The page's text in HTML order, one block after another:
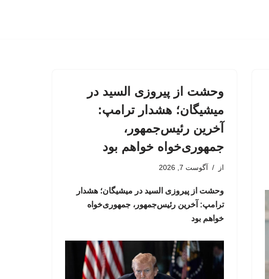
وحشت از پیروزی السید در
میشیگان؛ هشدار ترامپ:
آخرین رئیس‌جمهور،
جمهوری‌خواه خواهم بود
از آگوست 7, 2026
وحشت از پیروزی السید در میشیگان؛ هشدار
ترامپ: آخرین رئیس‌جمهور، جمهوری‌خواه
خواهم بود